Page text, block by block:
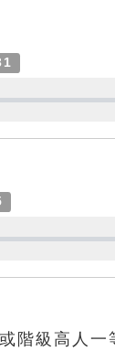
階級高人一